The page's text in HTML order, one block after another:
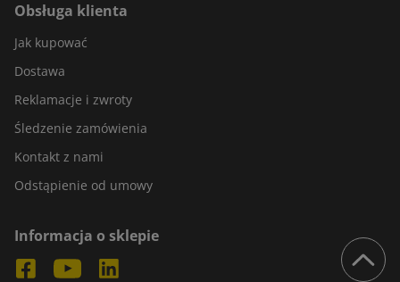
Obsługa klienta
Jak kupować
Dostawa
Reklamacje i zwroty
Śledzenie zamówienia
Kontakt z nami
Odstąpienie od umowy
Informacja o sklepie